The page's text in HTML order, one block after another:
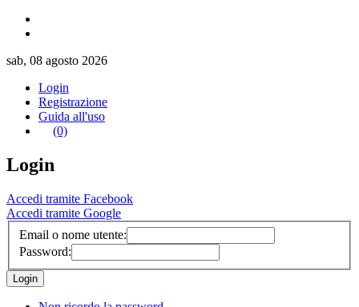
sab, 08 agosto 2026
Login
Registrazione
Guida all'uso
(0)
Login
Accedi tramite Facebook
Accedi tramite Google
Email o nome utente:
Password: